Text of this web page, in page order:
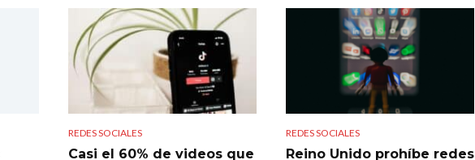
REDES SOCIALES
Casi el 60% de videos que
REDES SOCIALES
Reino Unido prohíbe redes